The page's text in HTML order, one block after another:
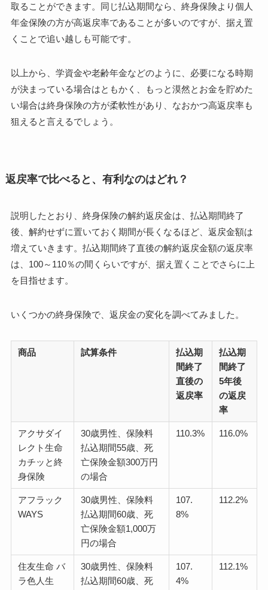
取ることができます。同じ払込期間なら、終身保険より個人
年金保険の方が高返戻率であることが多いのですが、据え置
くことで追い越しも可能です。
以上から、学資金や老齢年金などのように、必要になる時期
が決まっている場合はともかく、もっと漠然とお金を貯めた
い場合は終身保険の方が柔軟性があり、なおかつ高返戻率も
狙えると言えるでしょう。
返戻率で比べると、有利なのはどれ？
説明したとおり、終身保険の解約返戻金は、払込期間終了
後、解約せずに置いておく期間が長くなるほど、返戻金額は
増えていきます。払込期間終了直後の解約返戻金額の返戻率
は、100～110％の間くらいですが、据え置くことでさらに上
を目指せます。
いくつかの終身保険で、返戻金の変化を調べてみました。
商品 試算条件
払込期
間終了
直後の
返戻率
払込期
間終了
5年後
の返戻
率
アクサダイ
レクト生命
カチッと終
身保険
30歳男性、保険料
払込期間55歳、死
亡保険金額300万円
の場合
110.3% 116.0%
アフラック
WAYS
30歳男性、保険料
払込期間60歳、死
亡保険金額1,000万
円の場合
107.
8%
112.2%
住友生命 バ
ラ色人生
30歳男性、保険料
払込期間60歳、死
107.
4%
112.1%